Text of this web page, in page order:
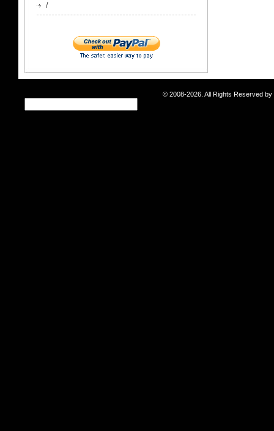
/
© 2008-2026. All Rights Reserved